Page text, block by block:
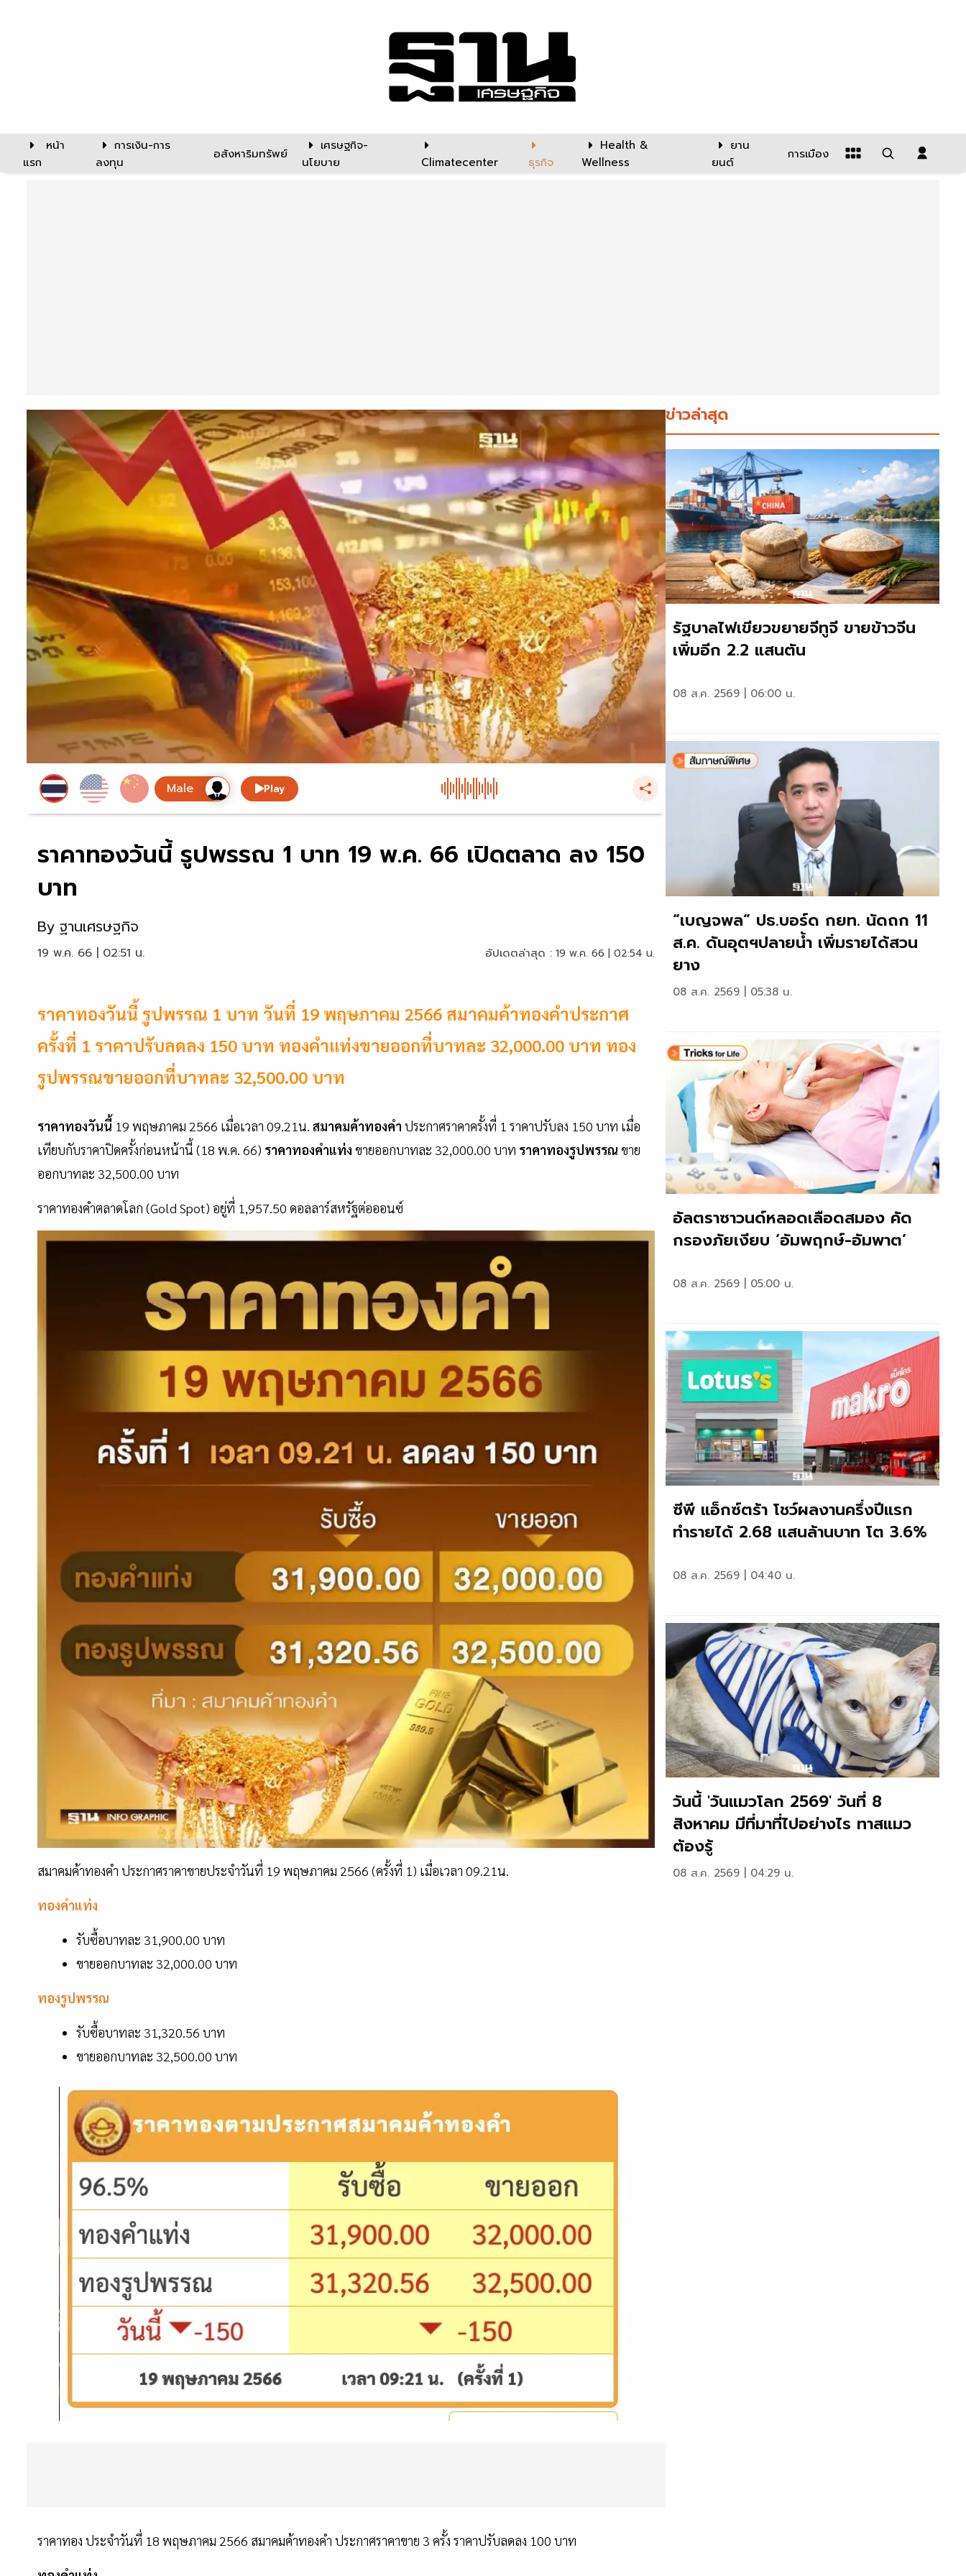
หน้า
แรก
การเงิน-การ
ลงทุน
อสังหาริมทรัพย์
เศรษฐกิจ-
นโยบาย
Climatecenter ธุรกิจ
Health &
Wellness
ยาน
ยนต์
การเมือง
Play
ราคาทองวันนี้ รูปพรรณ 1 บาท 19 พ.ค. 66 เปิดตลาด ลง 150
บาท
By ฐานเศรษฐกิจ
19 พ.ค. 66 | 02:51 น. อัปเดตล่าสุด : 19 พ.ค. 66 | 02:54 น.
ราคาทองวันนี้ รูปพรรณ 1 บาท วันที่ 19 พฤษภาคม 2566 สมาคมค้าทองคำประกาศ
ครั้งที่ 1 ราคาปรับลดลง 150 บาท ทองคำแท่งขายออกที่บาทละ 32,000.00 บาท ทอง
รูปพรรณขายออกที่บาทละ 32,500.00 บาท
ราคาทองวันนี้ 19 พฤษภาคม 2566 เมื่อเวลา 09.21น. สมาคมค้าทองคำ ประกาศราคาครั้งที่ 1 ราคาปรับลง 150 บาท เมื่อ
เทียบกับราคาปิดครั้งก่อนหน้านี้ (18 พ.ค. 66) ราคาทองคำแท่ง ขายออกบาทละ 32,000.00 บาท ราคาทองรูปพรรณ ขาย
ออกบาทละ 32,500.00 บาท
ราคาทองคำตลาดโลก (Gold Spot) อยู่ที่ 1,957.50 ดอลลาร์สหรัฐต่อออนซ์
สมาคมค้าทองคำ ประกาศราคาขายประจำวันที่ 19 พฤษภาคม 2566 (ครั้งที่ 1) เมื่อเวลา 09.21น.
ทองคำแท่ง
รับซื้อบาทละ 31,900.00 บาท
ขายออกบาทละ 32,000.00 บาท
ทองรูปพรรณ
รับซื้อบาทละ 31,320.56 บาท
ขายออกบาทละ 32,500.00 บาท
ราคาทอง ประจำวันที่ 18 พฤษภาคม 2566 สมาคมค้าทองคำ ประกาศราคาขาย 3 ครั้ง ราคาปรับลดลง 100 บาท
ข่าวล่าสุด
รัฐบาลไฟเขียวขยายจีทูจี ขายข้าวจีน
เพิ่มอีก 2.2 แสนตัน
08 ส.ค. 2569 | 06:00 น.
“เบญจพล” ปธ.บอร์ด กยท. นัดถก 11
ส.ค. ดันอุตฯปลายน้ำ เพิ่มรายได้สวน
ยาง
08 ส.ค. 2569 | 05:38 น.
อัลตราซาวนด์หลอดเลือดสมอง คัด
กรองภัยเงียบ ‘อัมพฤกษ์-อัมพาต’
08 ส.ค. 2569 | 05:00 น.
ซีพี แอ็กซ์ตร้า โชว์ผลงานครึ่งปีแรก
ทำรายได้ 2.68 แสนล้านบาท โต 3.6%
08 ส.ค. 2569 | 04:40 น.
วันนี้ 'วันแมวโลก 2569' วันที่ 8
สิงหาคม มีที่มาที่ไปอย่างไร ทาสแมว
ต้องรู้
08 ส.ค. 2569 | 04:29 น.